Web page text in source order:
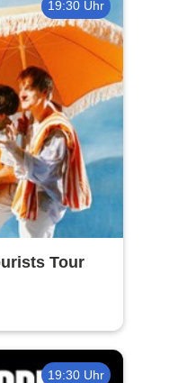
19:30 Uhr
Tour
19:30 Uhr